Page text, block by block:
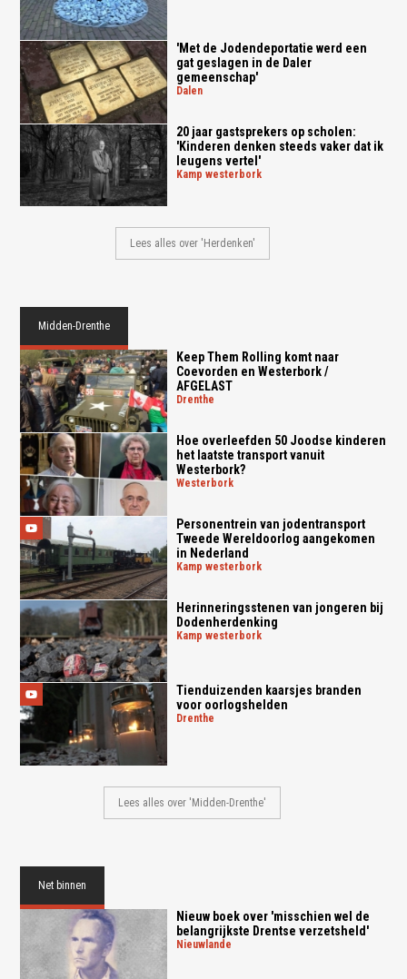
'Met de Jodendeportatie werd een
gat geslagen in de Daler
gemeenschap'
dalen
20 jaar gastsprekers op scholen:
'Kinderen denken steeds vaker dat ik
leugens vertel'
kamp westerbork
Lees alles over 'Herdenken'
Midden-Drenthe
Keep Them Rolling komt naar
Coevorden en Westerbork /
AFGELAST
drenthe
Hoe overleefden 50 Joodse kinderen
het laatste transport vanuit
Westerbork?
westerbork
Personentrein van jodentransport
Tweede Wereldoorlog aangekomen
in Nederland
kamp westerbork
Herinneringsstenen van jongeren bij
Dodenherdenking
kamp westerbork
Tienduizenden kaarsjes branden
voor oorlogshelden
drenthe
Lees alles over 'Midden-Drenthe'
Net binnen
Nieuw boek over 'misschien wel de
belangrijkste Drentse verzetsheld'
nieuwlande